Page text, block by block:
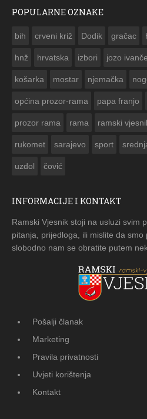
POPULARNE OZNAKE
bih crveni križ Dodik gračac
hnž hrvatska izbori jozo
košarka mostar njemačka
općina prozor-rama papa franjo
prozor rama rama ramski
rukomet sarajevo sport
uzdol čović
INFORMACIJE I KONTAKT
Ramski Vjesnik stoji na usluzi svim
pitanja, prijedloga, ili mislite da smo
slobodno nam se obratite putem
Pošalji članak
Marketing
Pravila privatnosti
Uvjeti korištenja
Kontakt